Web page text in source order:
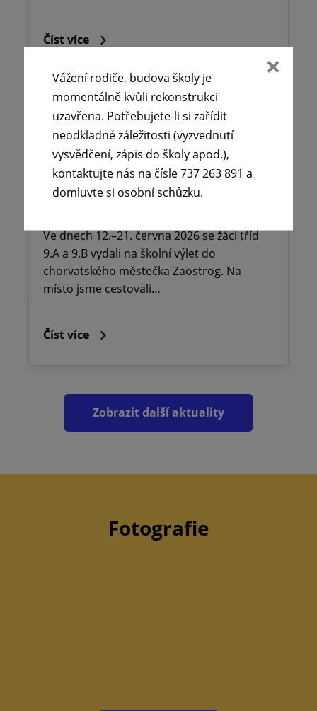
Číst více
🏖️Žáci z 9.A a 9.B strávili
nezapomenutelné dny v
Chorvatsku ☀️
Ve dnech 12.–21. června 2026 se žáci tříd
9.A a 9.B vydali na školní výlet do
chorvatského městečka Zaostrog. Na
místo jsme cestovali…
Číst více
Zobrazit další aktuality
Fotografie
Vážení rodiče, budova školy je
momentálně kvůli rekonstrukci
uzavřena. Potřebujete-li si zařídit
neodkladné záležitosti (vyzvednutí
vysvědčení, zápis do školy apod.),
kontaktujte nás na čísle 737 263 891 a
domluvte si osobní schůzku.